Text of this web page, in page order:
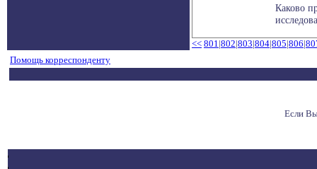
Каково
<< 801|802|803|804|805|806|
Помощь корреспонденту
Если